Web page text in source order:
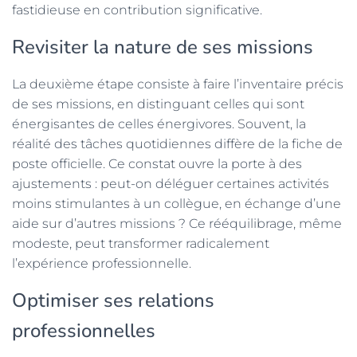
fastidieuse en contribution significative.
Revisiter la nature de ses missions
La deuxième étape consiste à faire l’inventaire précis
de ses missions, en distinguant celles qui sont
énergisantes de celles énergivores. Souvent, la
réalité des tâches quotidiennes diffère de la fiche de
poste officielle. Ce constat ouvre la porte à des
ajustements : peut-on déléguer certaines activités
moins stimulantes à un collègue, en échange d’une
aide sur d’autres missions ? Ce rééquilibrage, même
modeste, peut transformer radicalement
l’expérience professionnelle.
Optimiser ses relations
professionnelles